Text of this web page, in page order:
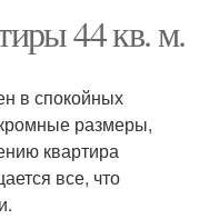
44 кв. м.
в спокойных
размеры,
квартира
все, что